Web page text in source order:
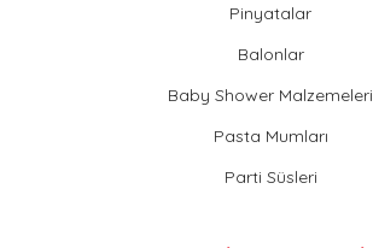
Pinyatalar
Balonlar
Baby Shower Malzemeleri
Pasta Mumları
Parti Süsleri